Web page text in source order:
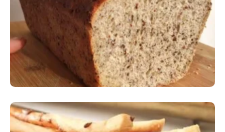
Comer Bem: Pão Low Carb